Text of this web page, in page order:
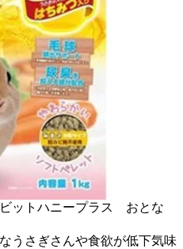
ットハニープラス おとな
うさぎさんや食欲が低下気味